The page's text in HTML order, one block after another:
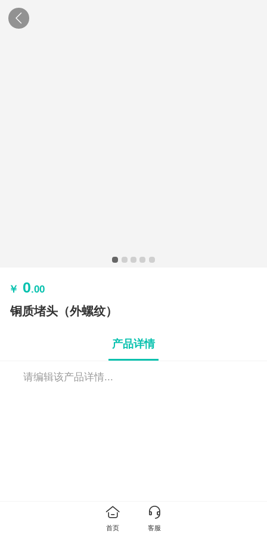
￥ 0.00
铜质堵头（外螺纹）
产品详情
请编辑该产品详情...
首页 客服